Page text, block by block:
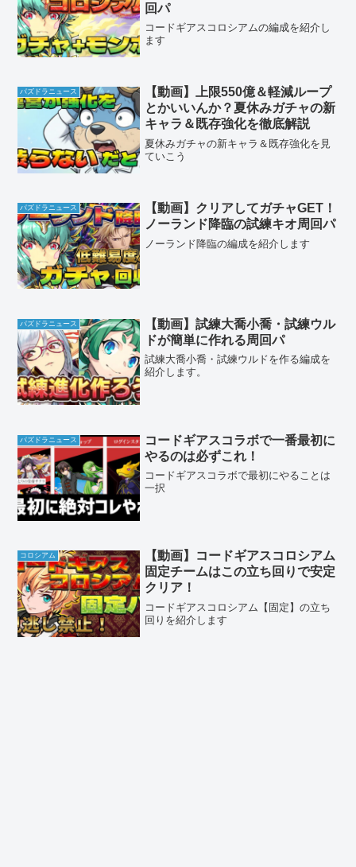
回パ
コードギアスコロシアムの編成を紹介し
ます
パズドラニュース
【動画】上限550億＆軽減ループ
とかいいんか？夏休みガチャの新
キャラ＆既存強化を徹底解説
夏休みガチャの新キャラ＆既存強化を見
ていこう
パズドラニュース
【動画】クリアしてガチャGET！
ノーランド降臨の試練キオ周回パ
ノーランド降臨の編成を紹介します
パズドラニュース
【動画】試練大喬小喬・試練ウル
ドが簡単に作れる周回パ
試練大喬小喬・試練ウルドを作る編成を
紹介します。
パズドラニュース
コードギアスコラボで一番最初に
やるのは必ずこれ！
コードギアスコラボで最初にやることは
一択
コロシアム
【動画】コードギアスコロシアム
固定チームはこの立ち回りで安定
クリア！
コードギアスコロシアム【固定】の立ち
回りを紹介します